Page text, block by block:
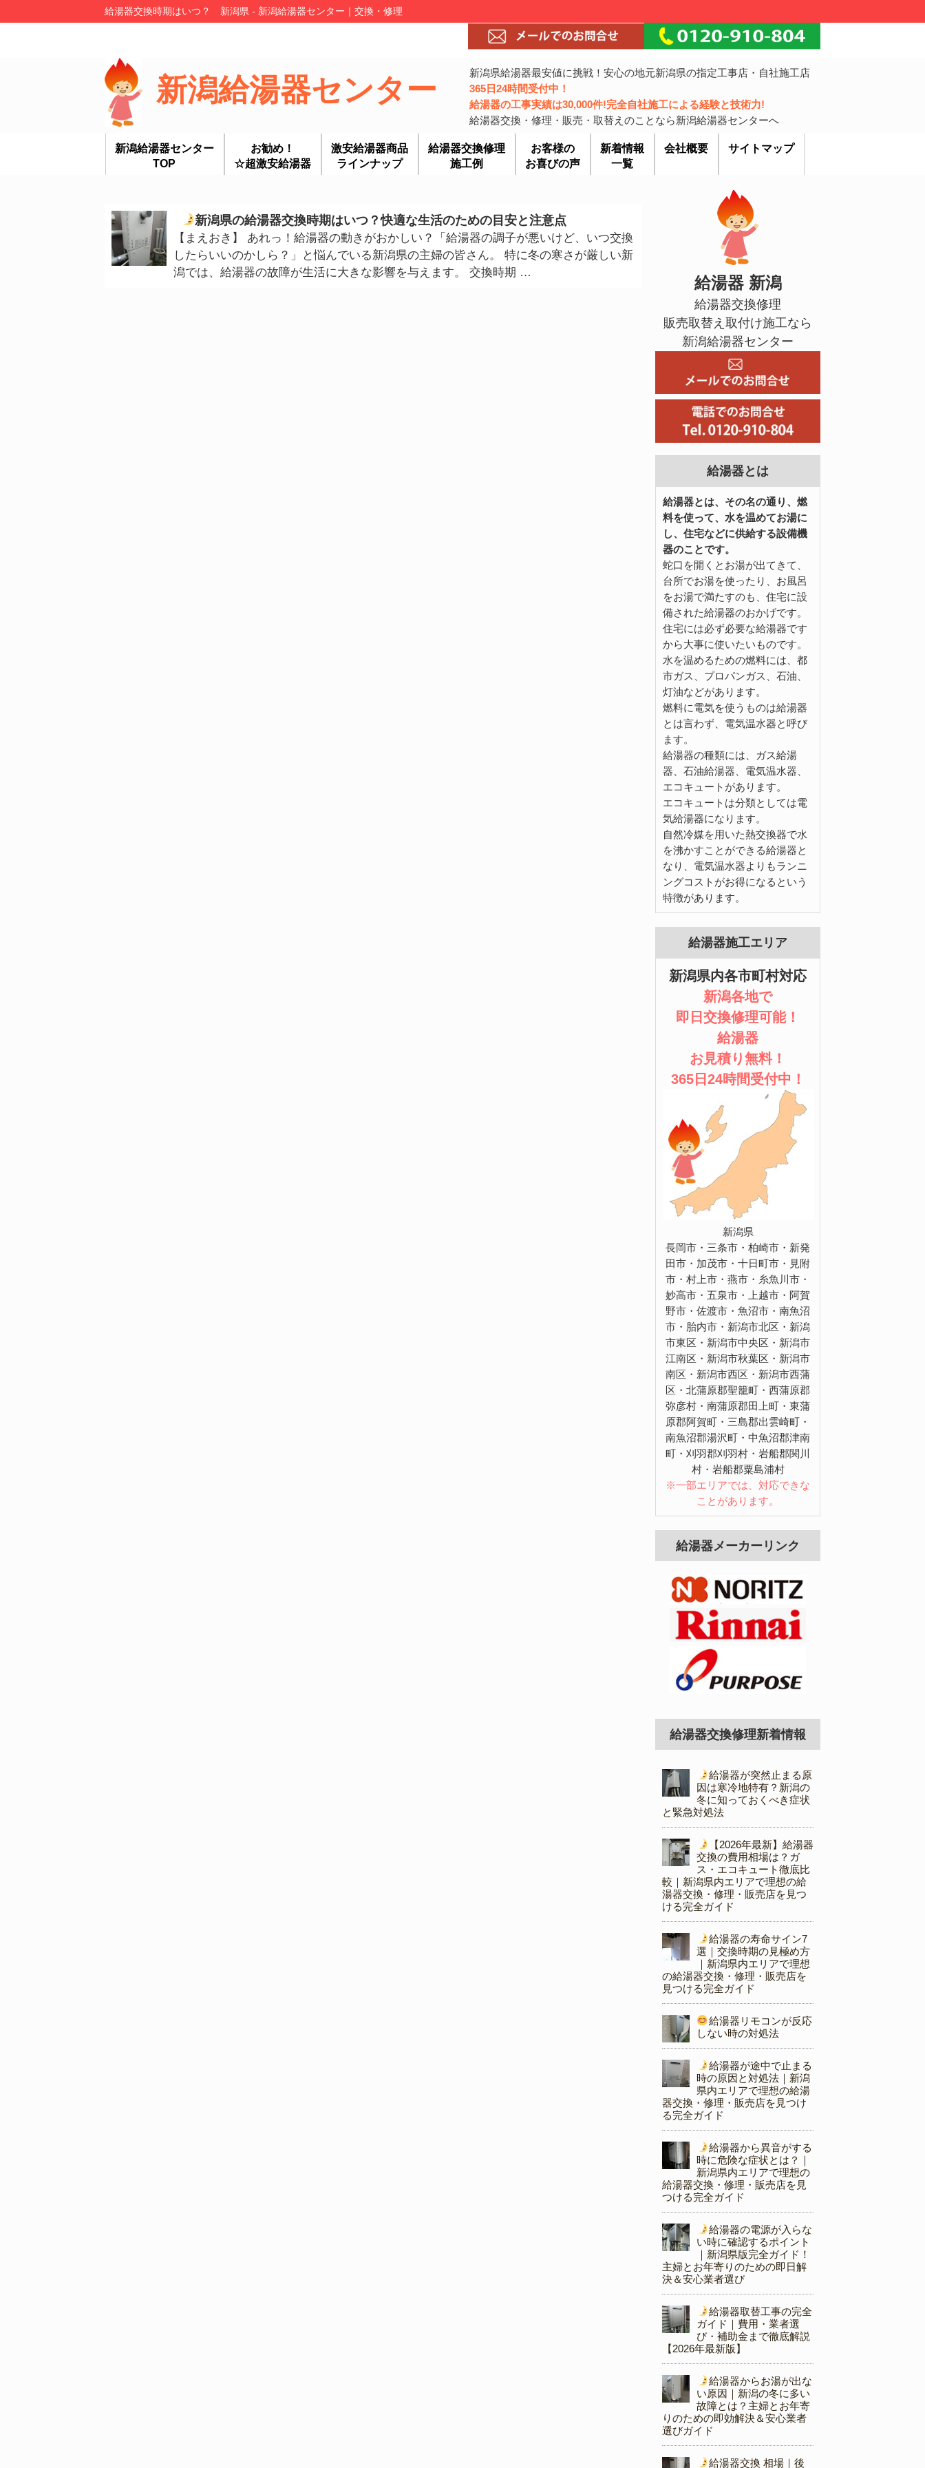
給湯器交換時期はいつ？ 新潟県 - 新潟給湯器センター｜交換・修理
新潟給湯器センター
新潟県給湯器最安値に挑戦！安心の地元新潟県の指定工事店・自社施工店
365日24時間受付中！
給湯器の工事実績は30,000件!完全自社施工による経験と技術力!
給湯器交換・修理・販売・取替えのことなら新潟給湯器センターへ
新潟給湯器センター
TOP
お勧め！
☆超激安給湯器
激安給湯器商品
ラインナップ
給湯器交換修理
施工例
お客様の
お喜びの声
新着情報
一覧
会社概要 サイトマップ
新潟県の給湯器交換時期はいつ？快適な生活のための目安と注意点
【まえおき】 あれっ！給湯器の動きがおかしい？「給湯器の調子が悪いけど、いつ交換
したらいいのかしら？」と悩んでいる新潟県の主婦の皆さん。 特に冬の寒さが厳しい新
潟では、給湯器の故障が生活に大きな影響を与えます。 交換時期 …
給湯器 新潟
給湯器交換修理
販売取替え取付け施工なら
新潟給湯器センター
給湯器とは
給湯器とは、その名の通り、燃
料を使って、水を温めてお湯に
し、住宅などに供給する設備機
器のことです。
蛇口を開くとお湯が出てきて、
台所でお湯を使ったり、お風呂
をお湯で満たすのも、住宅に設
備された給湯器のおかげです。
住宅には必ず必要な給湯器です
から大事に使いたいものです。
水を温めるための燃料には、都
市ガス、プロパンガス、石油、
灯油などがあります。
燃料に電気を使うものは給湯器
とは言わず、電気温水器と呼び
ます。
給湯器の種類には、ガス給湯
器、石油給湯器、電気温水器、
エコキュートがあります。
エコキュートは分類としては電
気給湯器になります。
自然冷媒を用いた熱交換器で水
を沸かすことができる給湯器と
なり、電気温水器よりもランニ
ングコストがお得になるという
特徴があります。
給湯器施工エリア
新潟県内各市町村対応
新潟各地で
即日交換修理可能！
給湯器
お見積り無料！
365日24時間受付中！
新潟県
長岡市・三条市・柏崎市・新発
田市・加茂市・十日町市・見附
市・村上市・燕市・糸魚川市・
妙高市・五泉市・上越市・阿賀
野市・佐渡市・魚沼市・南魚沼
市・胎内市・新潟市北区・新潟
市東区・新潟市中央区・新潟市
江南区・新潟市秋葉区・新潟市
南区・新潟市西区・新潟市西蒲
区・北蒲原郡聖籠町・西蒲原郡
弥彦村・南蒲原郡田上町・東蒲
原郡阿賀町・三島郡出雲崎町・
南魚沼郡湯沢町・中魚沼郡津南
町・刈羽郡刈羽村・岩船郡関川
村・岩船郡粟島浦村
※一部エリアでは、対応できな
ことがあります。
給湯器メーカーリンク
給湯器交換修理新着情報
給湯器が突然止まる原
因は寒冷地特有？新潟の
冬に知っておくべき症状
と緊急対処法
【2026年最新】給湯器
交換の費用相場は？ガ
ス・エコキュート徹底比
較｜新潟県内エリアで理想の給
湯器交換・修理・販売店を見つ
ける完全ガイド
給湯器の寿命サイン7
選｜交換時期の見極め方
｜新潟県内エリアで理想
の給湯器交換・修理・販売店を
見つける完全ガイド
給湯器リモコンが反応
しない時の対処法
給湯器が途中で止まる
時の原因と対処法｜新潟
県内エリアで理想の給湯
器交換・修理・販売店を見つけ
る完全ガイド
給湯器から異音がする
時に危険な症状とは？｜
新潟県内エリアで理想の
給湯器交換・修理・販売店を見
つける完全ガイド
給湯器の電源が入らな
い時に確認するポイント
｜新潟県版完全ガイド！
主婦とお年寄りのための即日解
決＆安心業者選び
給湯器取替工事の完全
ガイド｜費用・業者選
び・補助金まで徹底解説
【2026年最新版】
給湯器からお湯が出な
い原因｜新潟の冬に多い
故障とは？主婦とお年寄
りのための即効解決＆安心業者
選びガイド
給湯器交換 相場｜後